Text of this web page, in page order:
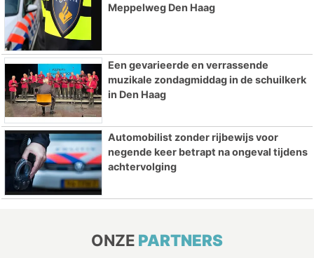
Meppelweg Den Haag
Een gevarieerde en verrassende
muzikale zondagmiddag in de schuilkerk
in Den Haag
Automobilist zonder rijbewijs voor
negende keer betrapt na ongeval tijdens
achtervolging
ONZE PARTNERS